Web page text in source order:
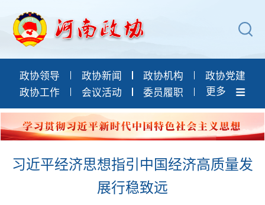
政协领导 政协新闻 政协机构
政协党建
政协工作
会议活动 委员履职 更多
政协论坛 专委会工作 党派团体
市县政协 专题荟萃
习近平经济思想指引中国经济高质量发
展行稳致远